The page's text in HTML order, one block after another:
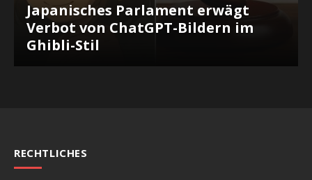
Japanisches Parlament erwägt
Verbot von ChatGPT-Bildern im
Ghibli-Stil
RECHTLICHES